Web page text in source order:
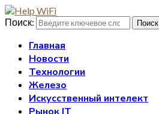
Поиск: Поиск
Главная
Новости
Технологии
Железо
Искусственный интелект